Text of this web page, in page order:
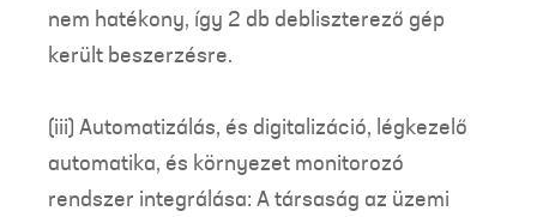
nem hatékony, így 2 db debliszterező gép
került beszerzésre.
(iii) Automatizálás, és digitalizáció, légkezelő
automatika, és környezet monitorozó
rendszer integrálása: A társaság az üzemi